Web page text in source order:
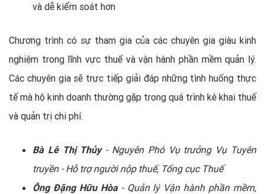
và dễ kiểm soát hơn
Chương trình có sự tham gia của các chuyên gia giàu kinh
nghiệm trong lĩnh vực thuế và vận hành phần mềm quản lý.
Các chuyên gia sẽ trực tiếp giải đáp những tình huống thực
tế mà hộ kinh doanh thường gặp trong quá trình kê khai thuế
và quản trị chi phí.
Bà Lê Thị Thủy- Nguyên Phó Vụ trưởng Vụ Tuyên
truyền - Hỗ trợ người nộp thuế, Tổng cục Thuế
Ông Đặng Hữu Hòa- Quản lý Vận hành phần mềm,